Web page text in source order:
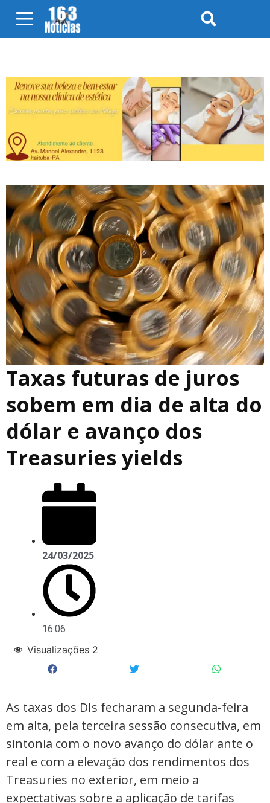
Taxas futuras de juros
sobem em dia de alta do
dólar e avanço dos
Treasuries yields
24/03/2025
16:06
Visualizações 2
As taxas dos DIs fecharam a segunda-feira
em alta, pela terceira sessão consecutiva, em
sintonia com o novo avanço do dólar ante o
real e com a elevação dos rendimentos dos
Treasuries no exterior, em meio a
expectativas sobre a aplicação de tarifas